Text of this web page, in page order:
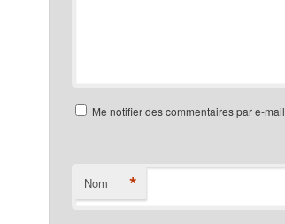
Me notifier des commentaires par e-mail
Nom *